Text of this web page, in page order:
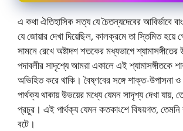
এ কথা ঐতিহাসিক সত্য যে চৈতন্যদেবের আবির্ভাবে
যে জোয়ার দেখা দিয়েছিল, কালক্রমে তা স্তিমিত
সামনে রেখে অষ্টাদশ শতকের মধ্যভাগে
পদাবলীর সাদৃশ্যে আমরা একালে এই শ্যামাসঙ্গীতকে
অভিহিত করে থাকি। বৈষ্ণবের সঙ্গে শাক্ত-উপাসনা
পার্থক্য থাকায় উভয়ের মধ্যে যেমন সাদৃশ্য দেখা যায়,
প্রচুর। এই পার্থক্য যেমন কতকাংশে বিষয়গত,
বটে।